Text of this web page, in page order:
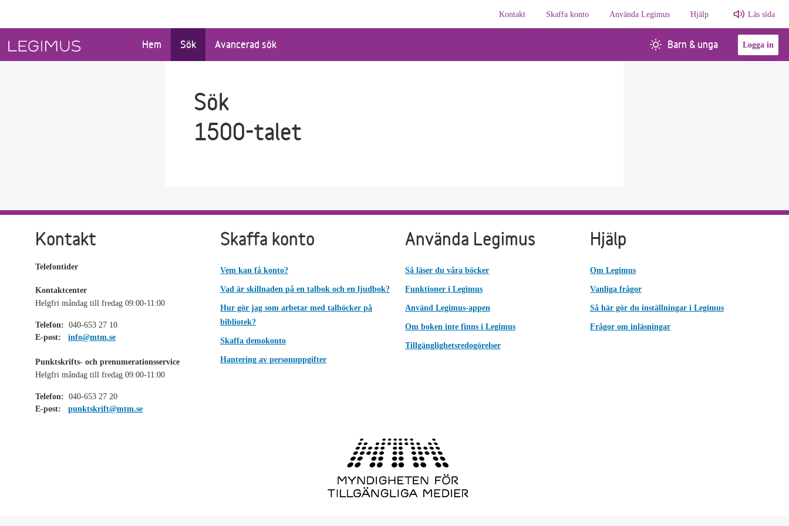
Kontakt
Skaffa konto Använda Legimus Hjälp Läs sida
Hem Sök Avancerad sök Barn & unga Logga in
Sök
1500-talet
Kontakt
Telefontider
Kontaktcenter
Helgfri måndag till fredag 09:00-11:00
Telefon: 040-653 27 10
E-post:
info@mtm.se
Punktskrifts- och prenumerationsservice
Helgfri måndag till fredag 09:00-11:00
Telefon: 040-653 27 20
E-post:
punktskrift@mtm.se
Skaffa konto
Vem kan få konto?
Vad är skillnaden på en talbok och en ljudbok?
Hur gör jag som arbetar med talböcker på
bibliotek?
Skaffa demokonto
Hantering av personuppgifter
Använda Legimus
Så läser du våra böcker
Funktioner i Legimus
Använd Legimus-appen
Om boken inte finns i Legimus
Tillgänglighetsredogörelser
Hjälp
Om Legimus
Vanliga frågor
Så här gör du inställningar i Legimus
Frågor om inläsningar